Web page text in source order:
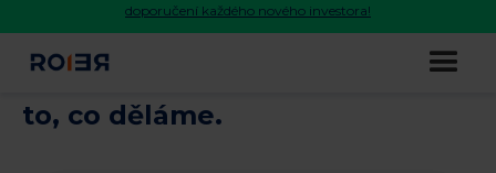
doporučení každého nového investora!
Jan Běhounek: Věříme v kvalitu
projektů, ne v kvantitu. A taky v
to, co děláme.